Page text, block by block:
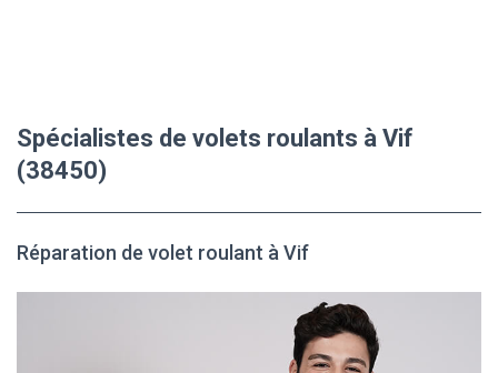
Spécialistes de volets roulants à Vif
(38450)
Réparation de volet roulant à Vif